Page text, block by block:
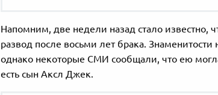
Напомним, две недели назад стало
развод после восьми лет брака. Знаменитости
однако некоторые СМИ сообщали, что ею
есть сын Аксл Джек.